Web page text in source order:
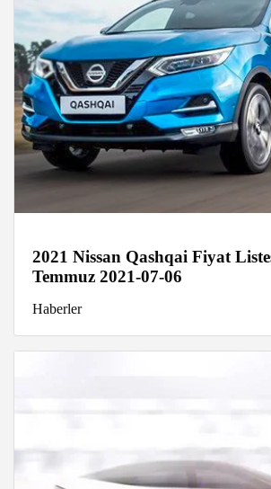
2021 Nissan Qashqai Fiyat
Temmuz 2021-07-06
Haberler